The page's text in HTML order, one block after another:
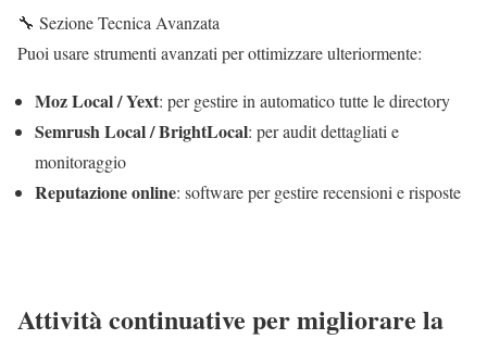
🔧 Sezione Tecnica Avanzata
Puoi usare strumenti avanzati per ottimizzare ulteriormente:
Moz Local / Yext: per gestire in automatico tutte le directory
Semrush Local / BrightLocal: per audit dettagliati e
monitoraggio
Reputazione online: software per gestire recensioni e risposte
Attività continuative per migliorare la